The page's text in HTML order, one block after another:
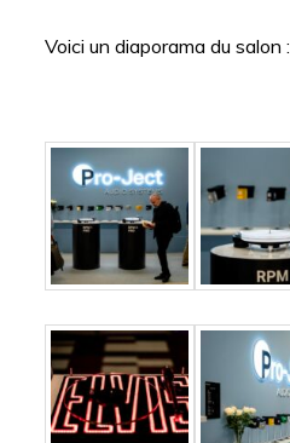
Voici un diaporama du salon :